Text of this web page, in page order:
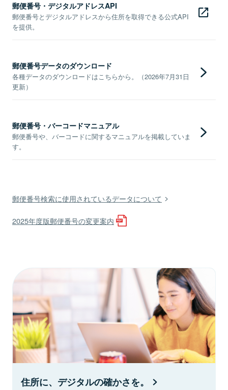
郵便番号・デジタルアドレスAPI
郵便番号とデジタルアドレスから住所を取得できる公式API
を提供。
郵便番号データのダウンロード
各種データのダウンロードはこちらから。（2026年7月31日
更新）
郵便番号・バーコードマニュアル
郵便番号や、バーコードに関するマニュアルを掲載していま
す。
郵便番号検索に使用されているデータについて
2025年度版郵便番号の変更案内
住所に、デジタルの確かさを。